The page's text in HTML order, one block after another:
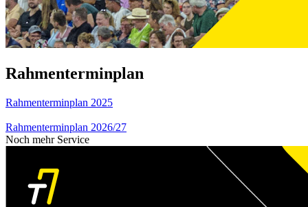
Rahmenterminplan
Rahmenterminplan 2025
Rahmenterminplan 2026/27
Noch mehr Service